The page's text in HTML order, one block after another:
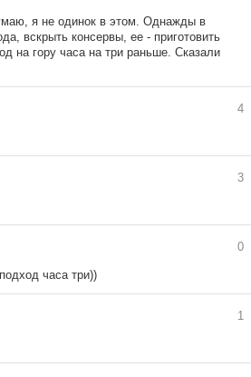
я не одинок в этом. Однажды в
вскрыть консервы, ее - приготовить
на гору часа на три раньше. Сказали
4
3
0
часа три))
1